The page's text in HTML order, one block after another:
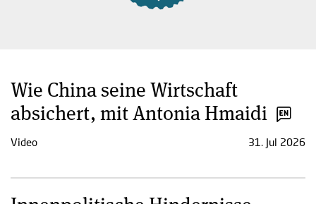
Wie China seine Wirtschaft
absichert, mit Antonia Hmaidi
Video 31. Jul 2026